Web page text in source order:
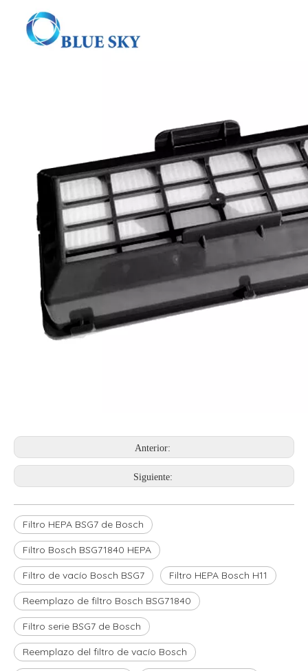
Anterior:
Siguiente:
Filtro HEPA BSG7 de Bosch
Filtro Bosch BSG71840 HEPA
Filtro de vacío Bosch BSG7 Filtro HEPA Bosch H11
Reemplazo de filtro Bosch BSG71840
Filtro serie BSG7 de Bosch
Reemplazo del filtro de vacío Bosch